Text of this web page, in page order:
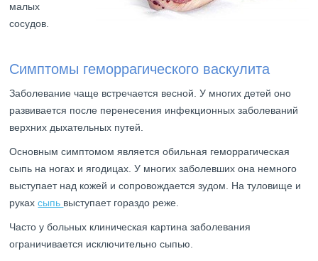
малых
сосудов.
Симптомы геморрагического васкулита
Заболевание чаще встречается весной. У многих детей оно
развивается после перенесения инфекционных заболеваний
верхних дыхательных путей.
Основным симптомом является обильная геморрагическая
сыпь на ногах и ягодицах. У многих заболевших она немного
выступает над кожей и сопровождается зудом. На туловище и
рукахсыпь выступает гораздо реже.
Часто у больных клиническая картина заболевания
ограничивается исключительно сыпью.